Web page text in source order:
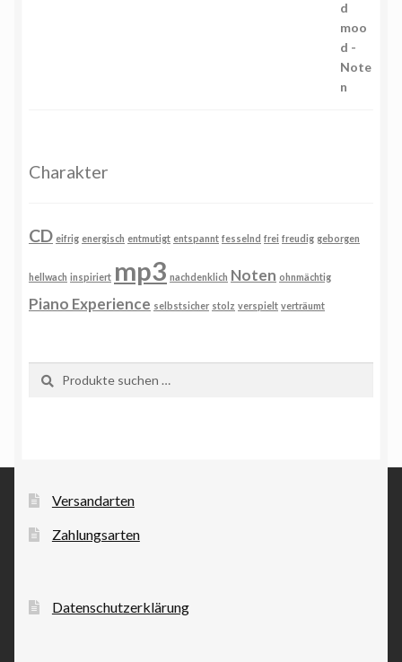
Charakter
CD eifrig energisch entmutigt entspannt fesselnd frei freudig geborgen
hellwach inspiriert mp3 nachdenklich Noten ohnmächtig
Piano Experience selbstsicher stolz verspielt verträumt
nach:
Versandarten
Zahlungsarten
Datenschutzerklärung